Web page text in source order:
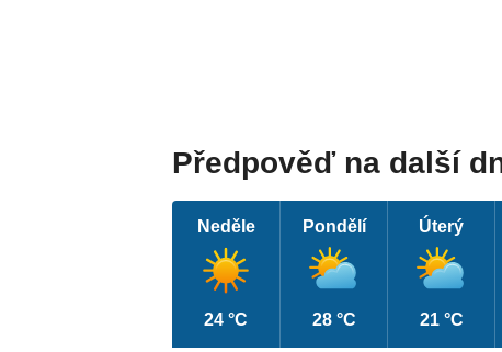
Předpověď na další
Neděle
24 °C
Pondělí
28 °C
Úterý
21 °C